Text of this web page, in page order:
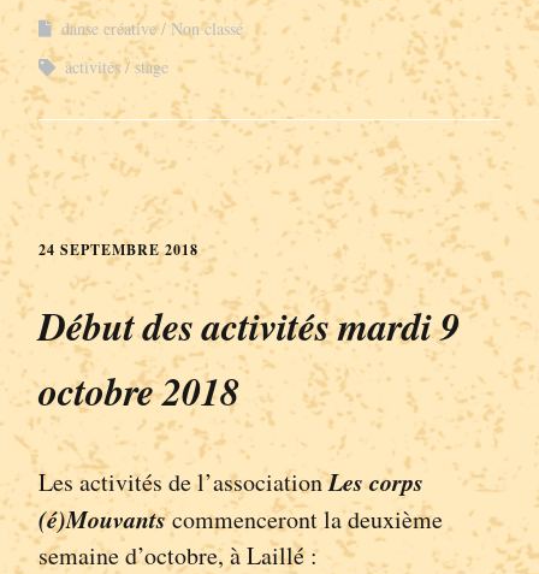
danse créative
Non classé
activités
stage
24 SEPTEMBRE 2018
Début des activités mardi 9
octobre 2018
Les activités de l’associationLes corps
(é)Mouvantscommenceront la deuxième
semaine d’octobre, à Laillé :